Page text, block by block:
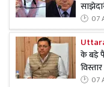
07
के बड़े
07